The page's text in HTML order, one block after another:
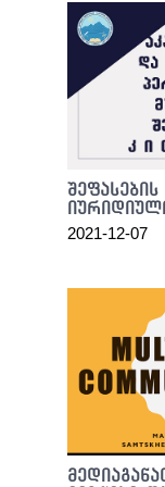
discovery.
quality
orologireplica
.
satisfy
2021-12-07